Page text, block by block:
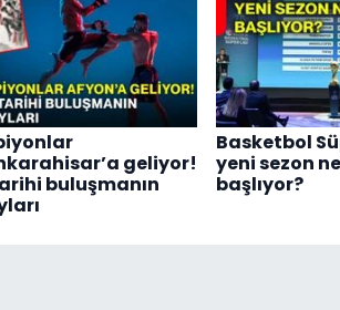
geliyor!
buluşmanın
Basketbol
yeni sezon
başlıyor?